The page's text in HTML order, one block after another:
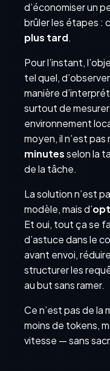
d’économiser un
brûler les étapes :
plus tard.
Pour l’instant,
tel quel,
manière
surtout de mesurer
environnement
moyen, il n’est
minutesselon la
de la tâche.
La solution n’est
modèle, mais d’
Et oui, tout ça se
d’astuce dans le
avant envoi,
structurer les
au but sans ramer.
Ce n’est pas de la
moins de tokens,
vitesse — sans